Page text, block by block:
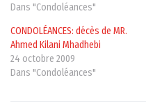
Dans "Condoléances"
CONDOLÉANCES: décès de MR.
Ahmed Kilani Mhadhebi
24 octobre 2009
Dans "Condoléances"